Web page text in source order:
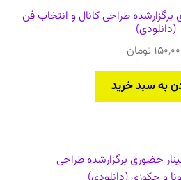
طراحی کانال و انتخاب فن
(دانلودی)
تومان
به سبد خرید